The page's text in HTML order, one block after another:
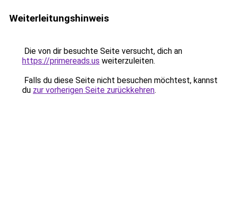
Weiterleitungshinweis
Die von dir besuchte Seite versucht, dich an
https://primereads.us weiterzuleiten.
Falls du diese Seite nicht besuchen möchtest, kannst
du zur vorherigen Seite zurückkehren.